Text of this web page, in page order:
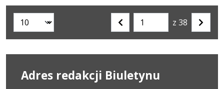
Liczba artykułów na stronie:
Poprzednia
Przejdź
do
strony
z 38
Adres redakcji Biuletynu